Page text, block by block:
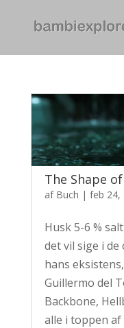
The Shape
af Buch | feb 24,
Husk 5-6 %
det vil sige i
hans
Guillermo del
Backbone,
alle i toppen